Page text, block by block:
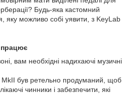
Будь-яка кастомний
яку можливо собі уявити, з KeyLab
вам необхідні надихаючі музичні
був ретельно продуманий, щоб
чинники і забезпечити, які